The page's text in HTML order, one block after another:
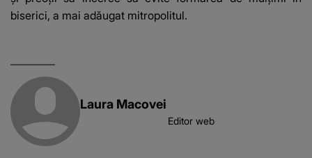
biserici, a mai adăugat mitropolitul.
Laura Macovei
Editor web